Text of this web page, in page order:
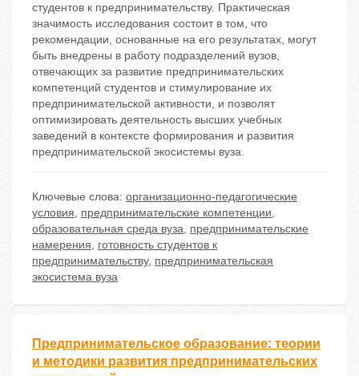
студентов к предпринимательству. Практическая
значимость исследования состоит в том, что
рекомендации, основанные на его результатах, могут
быть внедрены в работу подразделений вузов,
отвечающих за развитие предпринимательских
компетенций студентов и стимулирование их
предпринимательской активности, и позволят
оптимизировать деятельность высших учебных
заведений в контексте формирования и развития
предпринимательской экосистемы вуза.
Ключевые слова: организационно-педагогические
условия, предпринимательские компетенции,
образовательная среда вуза, предпринимательские
намерения, готовность студентов к
предпринимательству, предпринимательская
экосистема вуза
Предпринимательское образование: теории
и методики развития предпринимательских